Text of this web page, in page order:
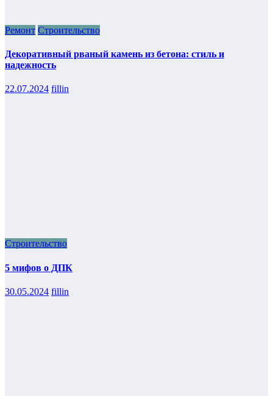
Ремонт Строительство
Декоративный рваный камень из бетона: стиль и
надежность
22.07.2024 fillin
Строительство
5 мифов о ДПК
30.05.2024 fillin